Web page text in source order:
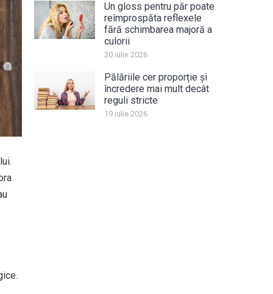
Un gloss pentru păr poate
reîmprospăta reflexele
fără schimbarea majoră a
culorii
20 iulie 2026
Pălăriile cer proporție și
încredere mai mult decât
reguli stricte
19 iulie 2026